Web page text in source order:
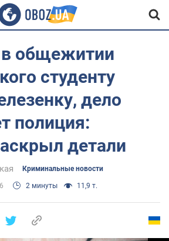
общежитии
студенту
дело
полиция:
детали
Криминальные новости
2 минуты 11,9 т.